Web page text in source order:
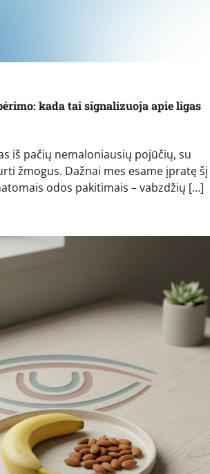
kada tai signalizuoja apie ligas
iš pačių nemaloniausių pojūčių, su
žmogus. Dažnai mes esame įpratę šį
odos pakitimais – vabzdžių […]